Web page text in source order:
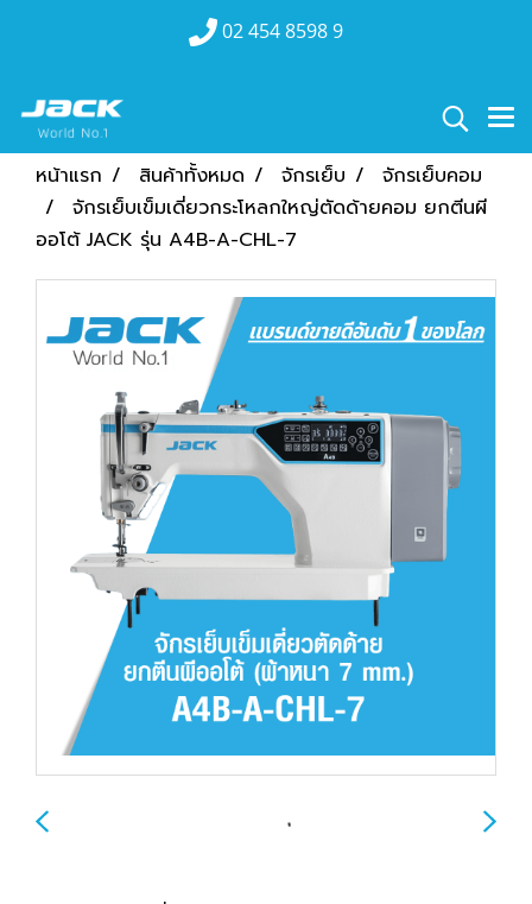
02 454 8598 9
หน้าแรก สินค้าทั้งหมด จักรเย็บ
จักรเย็บคอม
จักรเย็บเข็มเดี่ยวกระโหลกใหญ่ตัดด้ายคอม ยกตีนผี
ออโต้ JACK รุ่น A4B-A-CHL-7